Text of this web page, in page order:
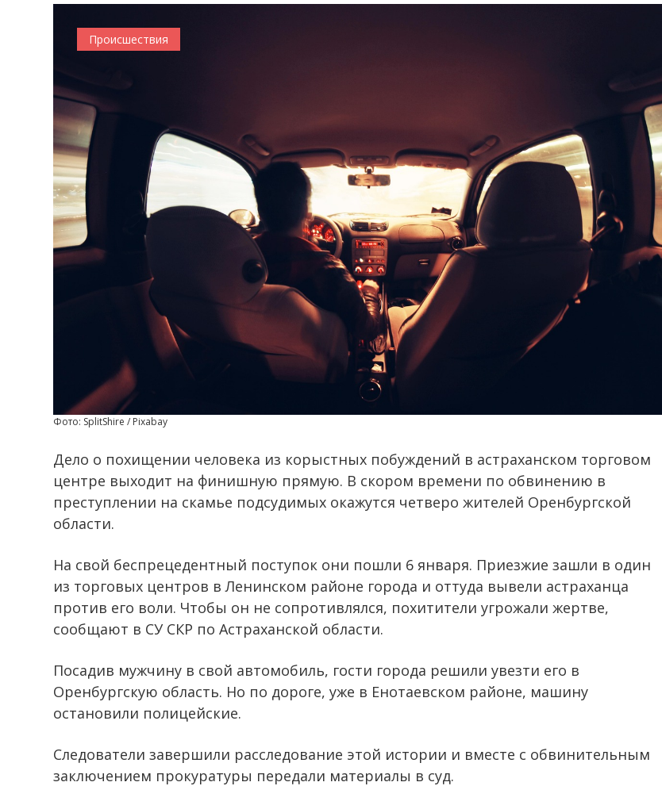
Происшествия
Фото: SplitShire / Pixabay
Дело о похищении человека из корыстных побуждений в астраханском торговом
центре выходит на финишную прямую. В скором времени по обвинению в
преступлении на скамье подсудимых окажутся четверо жителей Оренбургской
области.
На свой беспрецедентный поступок они пошли 6 января. Приезжие зашли в один
из торговых центров в Ленинском районе города и оттуда вывели астраханца
против его воли. Чтобы он не сопротивлялся, похитители угрожали жертве,
сообщают в СУ СКР по Астраханской области.
Посадив мужчину в свой автомобиль, гости города решили увезти его в
Оренбургскую область. Но по дороге, уже в Енотаевском районе, машину
остановили полицейские.
Следователи завершили расследование этой истории и вместе с обвинительным
заключением прокуратуры передали материалы в суд.